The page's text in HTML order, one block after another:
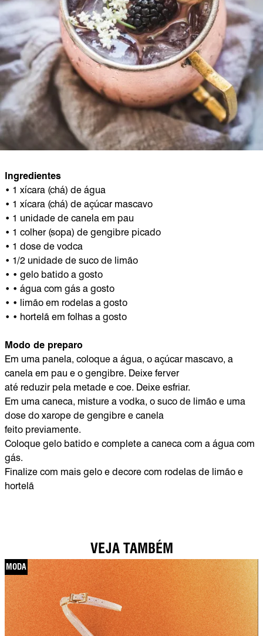
Ingredientes
• 1 xícara (chá) de água
• 1 xícara (chá) de açúcar mascavo
• 1 unidade de canela em pau
• 1 colher (sopa) de gengibre picado
• 1 dose de vodca
• 1/2 unidade de suco de limão
• • gelo batido a gosto
• • água com gás a gosto
• • limão em rodelas a gosto
• • hortelã em folhas a gosto
Modo de preparo
Em uma panela, coloque a água, o açúcar mascavo, a
canela em pau e o gengibre. Deixe ferver
até reduzir pela metade e coe. Deixe esfriar.
Em uma caneca, misture a vodka, o suco de limão e uma
dose do xarope de gengibre e canela
feito previamente.
Coloque gelo batido e complete a caneca com a água com
gás.
Finalize com mais gelo e decore com rodelas de limão e
hortelã
VEJA TAMBÉM
MODA